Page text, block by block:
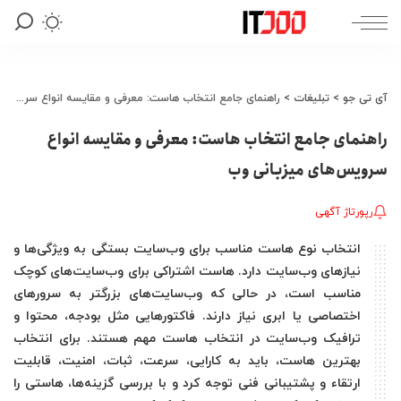
آی تی جو > تبلیغات > راهنمای جامع انتخاب هاست: معرفی و مقایسه انواع سرویس‌های میزبانی وب
راهنمای جامع انتخاب هاست: معرفی و مقایسه انواع
سرویس‌های میزبانی وب
رپورتاژ آگهی
انتخاب نوع هاست مناسب برای وب‌سایت بستگی به ویژگی‌ها و
نیازهای وب‌سایت دارد. هاست اشتراکی برای وب‌سایت‌های کوچک
مناسب است، در حالی که وب‌سایت‌های بزرگتر به سرورهای
اختصاصی یا ابری نیاز دارند. فاکتورهایی مثل بودجه، محتوا و
ترافیک وب‌سایت در انتخاب هاست مهم هستند. برای انتخاب
بهترین هاست، باید به کارایی، سرعت، ثبات، امنیت، قابلیت
ارتقاء و پشتیبانی فنی توجه کرد و با بررسی گزینه‌ها، هاستی را